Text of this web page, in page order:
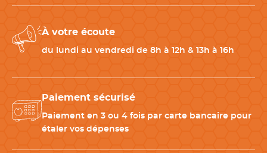
Pour constituer un équipement complet et organisé,associez
professionnelle ou à votre formation.
-Couteaux de cuisine professionnels : Pour les travaux de
culinaires.
-Mallettes de cuisine complètes: Pour transporter tout votre
matériel.
À votre écoute
du lundi au vendredi de 8h à 12h & 13h à 16h
Paiement sécurisé
Paiement en 3 ou 4 fois par carte bancaire pour
étaler vos dépenses